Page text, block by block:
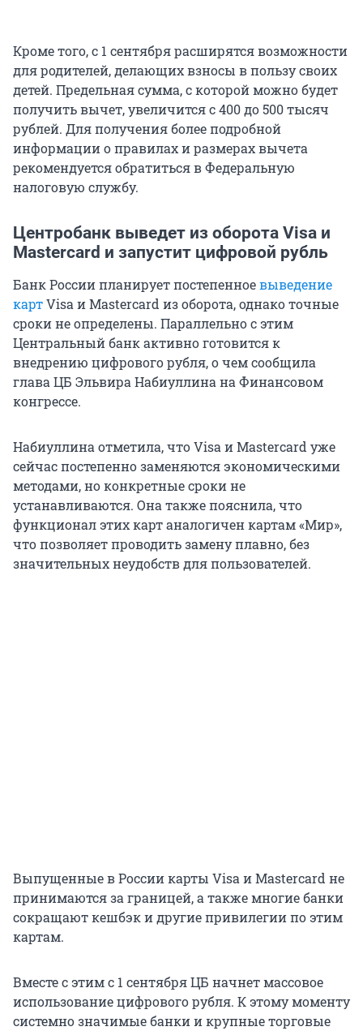
Кроме того, с 1 сентября расширятся возможности
для родителей, делающих взносы в пользу своих
детей. Предельная сумма, с которой можно будет
получить вычет, увеличится с 400 до 500 тысяч
рублей. Для получения более подробной
информации о правилах и размерах вычета
рекомендуется обратиться в Федеральную
налоговую службу.
Центробанк выведет из оборота Visa и
Mastercard и запустит цифровой рубль
Банк России планирует постепенноевыведение
картVisa и Mastercard из оборота, однако точные
сроки не определены. Параллельно с этим
Центральный банк активно готовится к
внедрению цифрового рубля, о чем сообщила
глава ЦБ Эльвира Набиуллина на Финансовом
конгрессе.
Набиуллина отметила, что Visa и Mastercard уже
сейчас постепенно заменяются экономическими
методами, но конкретные сроки не
устанавливаются. Она также пояснила, что
функционал этих карт аналогичен картам «Мир»,
что позволяет проводить замену плавно, без
значительных неудобств для пользователей.
Выпущенные в России карты Visa и Mastercard не
принимаются за границей, а также многие банки
сокращают кешбэк и другие привилегии по этим
картам.
Вместе с этим с 1 сентября ЦБ начнет массовое
использование цифрового рубля. К этому моменту
системно значимые банки и крупные торговые